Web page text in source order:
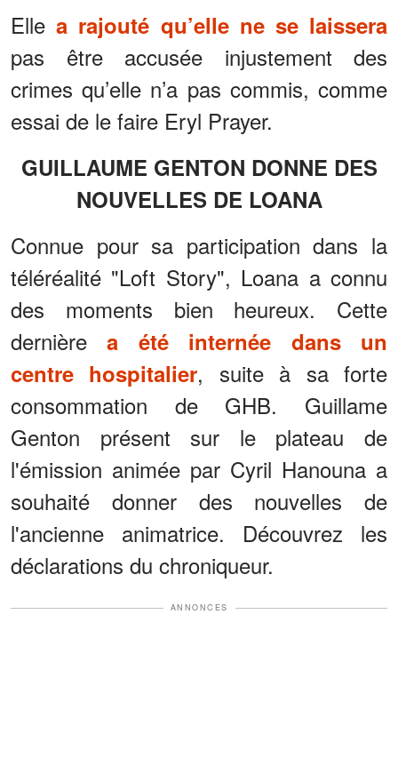
Ellea rajouté qu’elle ne se laissera
pas être accusée injustement des
crimes qu’elle n’a pas commis, comme
essai de le faire Eryl Prayer.
GUILLAUME GENTON DONNE DES
NOUVELLES DE LOANA
Connue pour sa participation dans la
téléréalité "Loft Story", Loana a connu
des moments bien heureux. Cette
dernièrea été internée dans un
centre hospitalier, suite à sa forte
consommation de GHB. Guillame
Genton présent sur le plateau de
l'émission animée par Cyril Hanouna a
souhaité donner des nouvelles de
l'ancienne animatrice. Découvrez les
déclarations du chroniqueur.
ANNONCES